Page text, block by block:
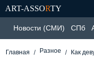
ART-ASSORTY
Новости (СМИ) СПб
Главная Разное Как